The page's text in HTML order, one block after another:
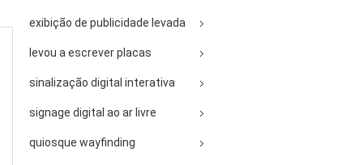
exibição de publicidade levada
levou a escrever placas
sinalização digital interativa
signage digital ao ar livre
quiosque wayfinding